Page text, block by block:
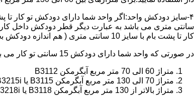
کار تا پشت بام با سایز 10 سانتی متری ( هم اندازه دودکش بخاری) داشته باشد تنها می توانید از آبگرمکن BX114 استفاده نمایید.
در صورتی که واحد شما دارای دودکش 15 سانتی تو کار می باشد بر اساس متراژ می توانید دستگاه های زیر را انتخاب نمایید:
متراژ 60 الی 70 متر مربع آبگرمکن B3112
متراژ 70 الی 130 متر مربع آبگرمکن B3115 یا B3215i
متراژ بالاتر از 130 متر مربع آبگرمکن B3118 یا B3218i